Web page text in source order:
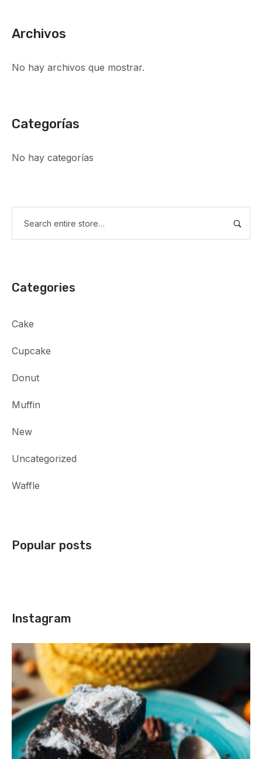
Archivos
No hay archivos que mostrar.
Categorías
No hay categorías
Categories
Cake
Cupcake
Donut
Muffin
New
Uncategorized
Waffle
Popular posts
Instagram